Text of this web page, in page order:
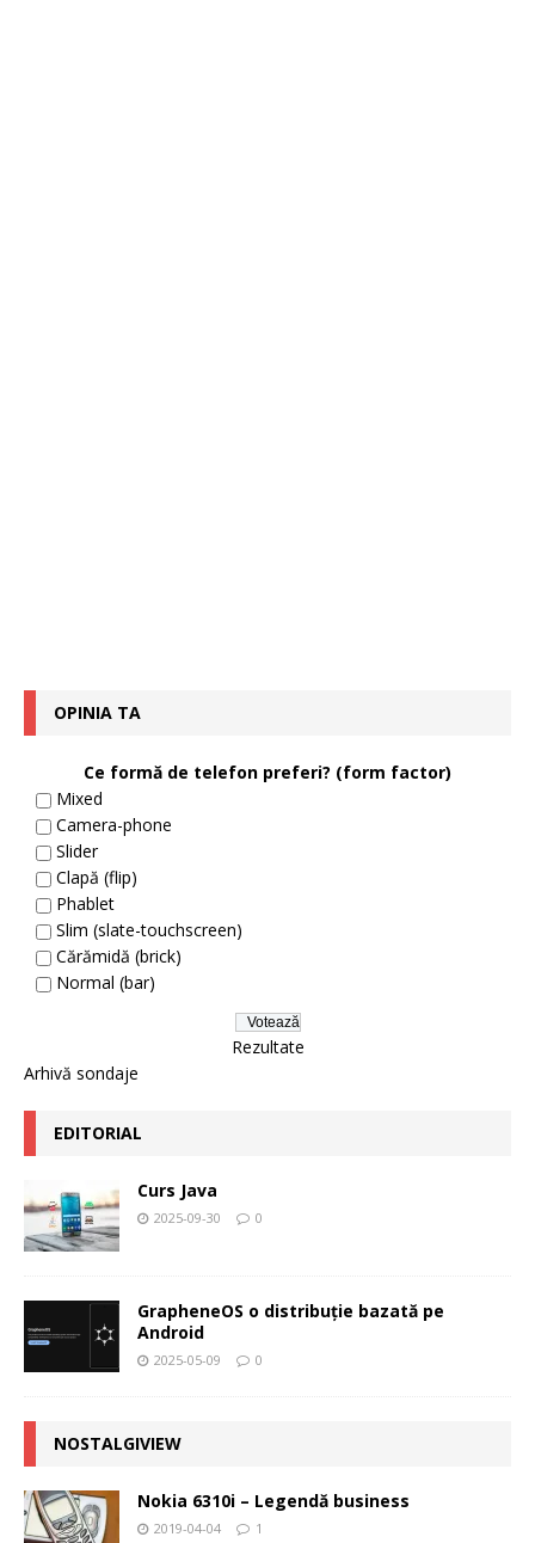
OPINIA TA
Ce formă de telefon preferi? (form factor)
Mixed
Camera-phone
Slider
Clapă (flip)
Phablet
Slim (slate-touchscreen)
Cărămidă (brick)
Normal (bar)
Rezultate
Arhivă sondaje
EDITORIAL
Curs Java
2025-09-30 0
GrapheneOS o distribuție bazată pe
Android
2025-05-09 0
NOSTALGIVIEW
Nokia 6310i – Legendă business
2019-04-04 1